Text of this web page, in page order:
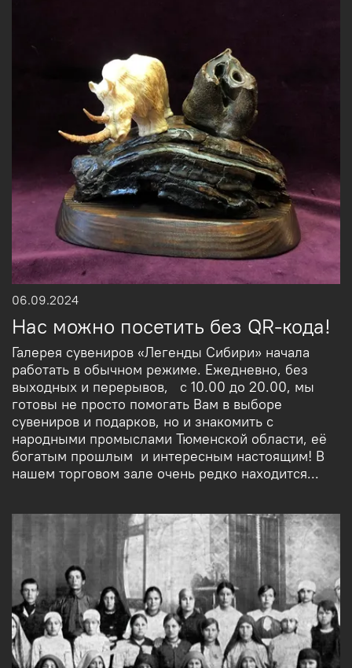
06.09.2024
Нас можно посетить без QR-кода!
Галерея сувениров «Легенды Сибири» начала
работать в обычном режиме. Ежедневно, без
выходных и перерывов, с 10.00 до 20.00, мы
готовы не просто помогать Вам в выборе
сувениров и подарков, но и знакомить с
народными промыслами Тюменской области, её
богатым прошлым и интересным настоящим! В
нашем торговом зале очень редко находится...